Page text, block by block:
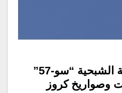
روسيا تزود المقاتلة الشبحية “سو-57”
وصواريخ كروز